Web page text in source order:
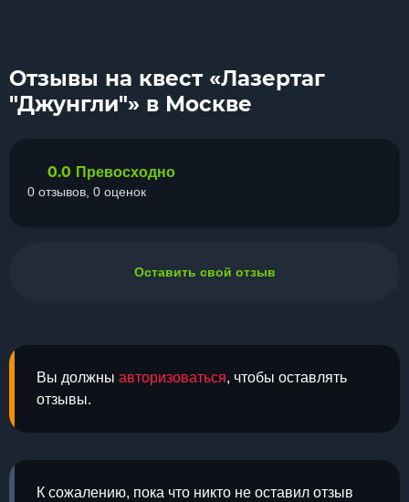
Отзывы на квест «Лазертаг
"Джунгли"» в Москве
Вы должны авторизоваться, чтобы оставлять
отзывы.
К сожалению, пока что никто не оставил отзыв
0.0 Превосходно
0 отзывов, 0 оценок
Оставить свой отзыв